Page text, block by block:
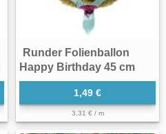
Runder Folienballon
Happy Birthday 45 cm
1,49 €
3,31 € / m